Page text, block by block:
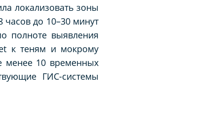
локализовать зоны
до 10–30 минут
полноте выявления
к теням и мокрому
менее 10 временных
ГИС-системы